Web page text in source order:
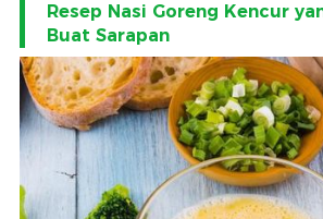
Resep Nasi Goreng Kencur
Buat Sarapan